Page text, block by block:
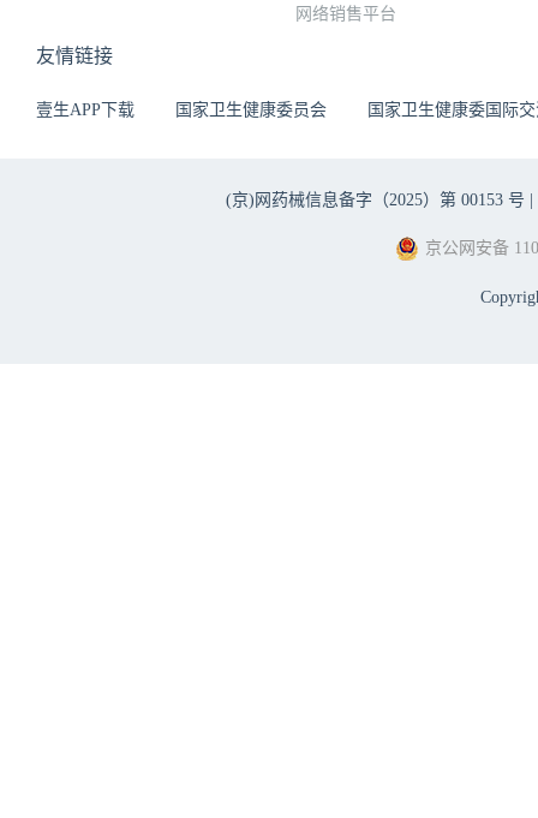
网络销售平台
友情链接
壹生APP下载 国家卫生健康委员会 国家卫生健康委国际
(京)网药械信息备字（2025）第 00153 号 |
京公网安备